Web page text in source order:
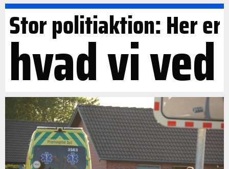
Stor politiaktion: Her er
hvad vi ved